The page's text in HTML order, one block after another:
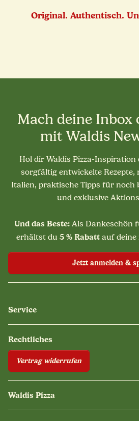
Original. Authentisch.
Mach deine Inbox
mit Waldis
Hol dir Waldis Pizza-
sorgfältig entwickelte Rezepte,
Italien, praktische Tipps für noch
und exklusive
Und das Beste: Als Dankeschön
erhältst du 5 % Rabattauf deine
Jetzt anmelden &
Service
Rechtliches
Vertrag widerrufen
Waldis Pizza